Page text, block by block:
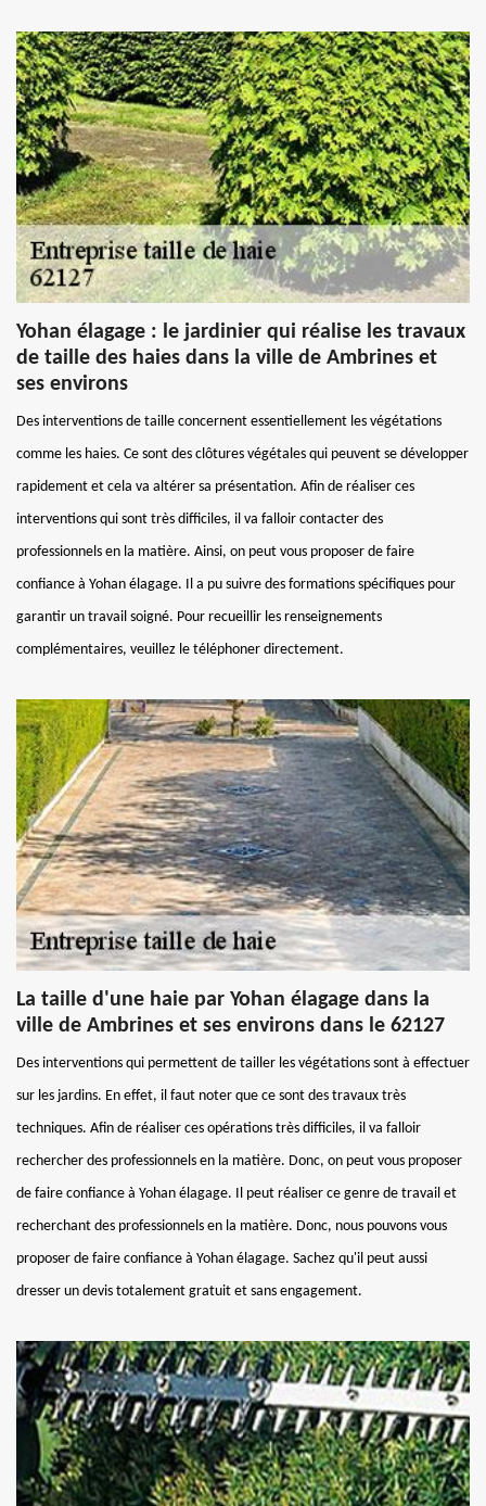
Yohan élagage : le jardinier qui réalise les travaux
de taille des haies dans la ville de Ambrines et
ses environs
Des interventions de taille concernent essentiellement les végétations
comme les haies. Ce sont des clôtures végétales qui peuvent se développer
rapidement et cela va altérer sa présentation. Afin de réaliser ces
interventions qui sont très difficiles, il va falloir contacter des
professionnels en la matière. Ainsi, on peut vous proposer de faire
confiance à Yohan élagage. Il a pu suivre des formations spécifiques pour
garantir un travail soigné. Pour recueillir les renseignements
complémentaires, veuillez le téléphoner directement.
La taille d'une haie par Yohan élagage dans la
ville de Ambrines et ses environs dans le 62127
Des interventions qui permettent de tailler les végétations sont à effectuer
sur les jardins. En effet, il faut noter que ce sont des travaux très
techniques. Afin de réaliser ces opérations très difficiles, il va falloir
rechercher des professionnels en la matière. Donc, on peut vous proposer
de faire confiance à Yohan élagage. Il peut réaliser ce genre de travail et
recherchant des professionnels en la matière. Donc, nous pouvons vous
proposer de faire confiance à Yohan élagage. Sachez qu'il peut aussi
dresser un devis totalement gratuit et sans engagement.